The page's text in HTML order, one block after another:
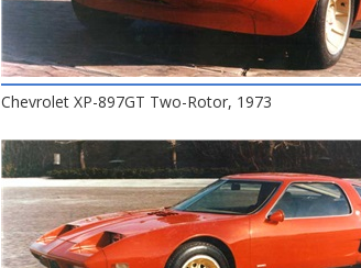
Chevrolet XP-897GT Two-Rotor, 1973